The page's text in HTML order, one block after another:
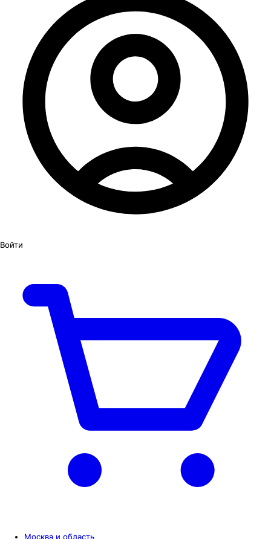
Войти
Москва и область